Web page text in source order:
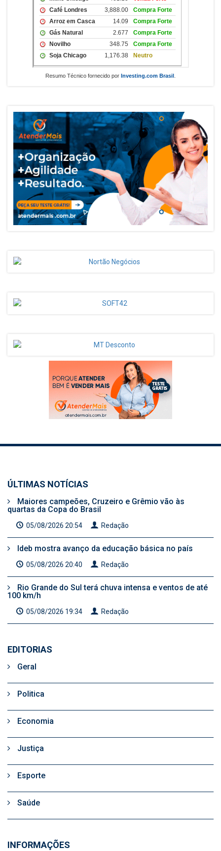
Resumo Técnico fornecido por Investing.com Brasil
ÚLTIMAS NOTÍCIAS
Maiores campeões, Cruzeiro e Grêmio vão às
quartas da Copa do Brasil
05/08/2026 20:54 Redação
Ideb mostra avanço da educação básica no país
05/08/2026 20:40 Redação
Rio Grande do Sul terá chuva intensa e ventos de até
100 km/h
05/08/2026 19:34 Redação
EDITORIAS
Geral
Politica
Economia
Justiça
Esporte
Saúde
INFORMAÇÕES